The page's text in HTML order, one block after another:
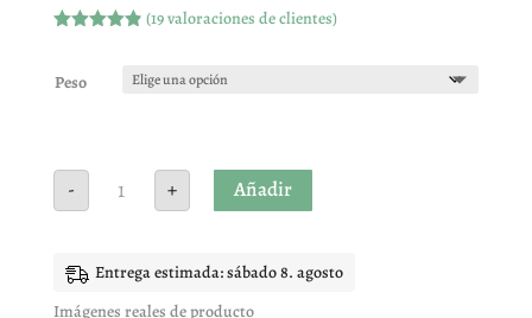
5 en base
a
(19valoraciones de clientes)
Peso
-
Garbanzo
Pedrosillano
cantidad
+ Añadir
Entrega estimada: sábado 8. agosto
Imágenes reales de producto